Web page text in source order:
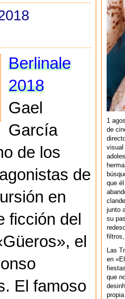
Berlinale
2018
Gael
García
de los
de
en
ficción del
el
El famoso
1
de
visual
que
junto
su
filtros,
Las
en
que